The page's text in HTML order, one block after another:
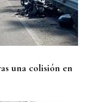
una colisión en